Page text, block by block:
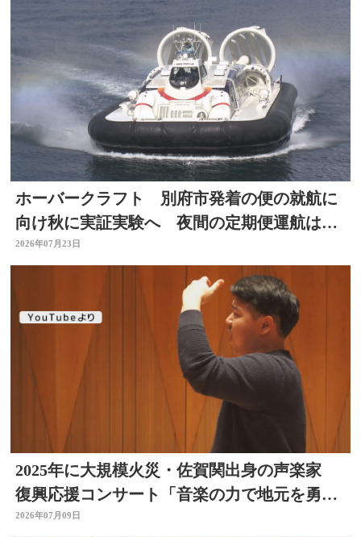
ホーバークラフト 別府市発着の便の就航に
向け秋に実証実験へ 夜間の定期便運航は８
月中目指す 大分
2026年07月23日
2025年に大規模火災・佐賀関出身の声楽家
復興応援コンサート「音楽の力で地元を勇気
づけたい」大分
2026年07月09日